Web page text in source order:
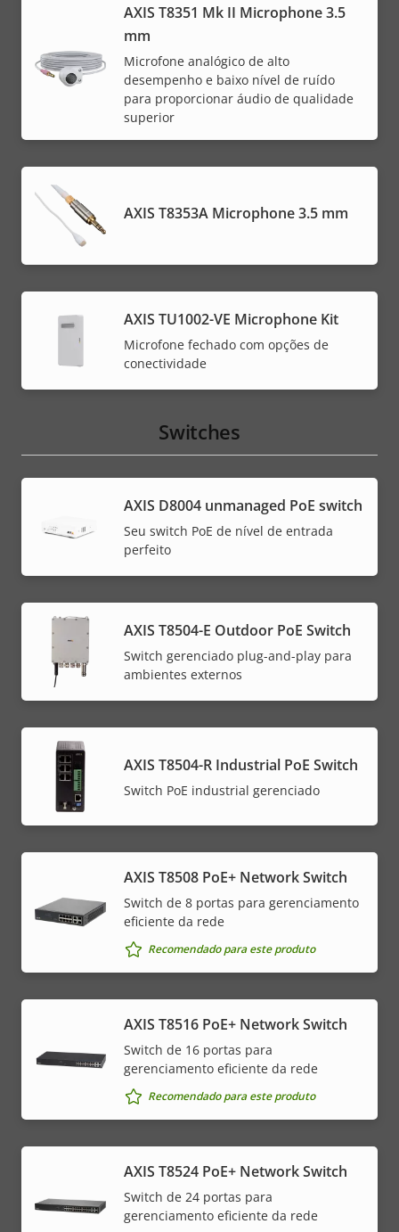
AXIS T8351 Mk II Microphone 3.5
mm
Microfone analógico de alto
desempenho e baixo nível de ruído
para proporcionar áudio de qualidade
superior
AXIS T8353A Microphone 3.5 mm
AXIS TU1002-VE Microphone Kit
Microfone fechado com opções de
conectividade
Switches
AXIS ​D8004 unmanaged PoE switch
Seu switch PoE de nível de entrada
perfeito
AXIS T8504-E Outdoor PoE Switch
Switch gerenciado plug-and-play para
ambientes externos
AXIS T8504-R Industrial PoE Switch
Switch PoE industrial gerenciado
AXIS T8508 PoE+ Network Switch
Switch de 8 portas para gerenciamento
eficiente da rede
Recomendado para este produto
AXIS T8516 PoE+ Network Switch
Switch de 16 portas para
gerenciamento eficiente da rede
Recomendado para este produto
AXIS T8524 PoE+ Network Switch
Switch de 24 portas para
gerenciamento eficiente da rede